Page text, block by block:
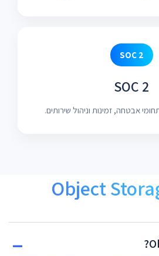
SOC 2
SOC 2
אבטחה, זמינות וניהול שירותים.
Object